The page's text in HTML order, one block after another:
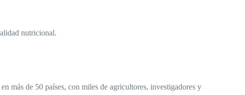
nutricional.
más de 50 países, con miles de agricultores, investigadores y